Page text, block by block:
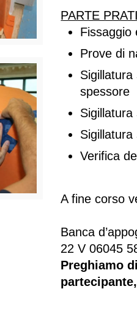
PARTE
Fissaggio
Prove di
spessore
Verifica
A fine corso
Banca
22 V 06045
Preghiamo